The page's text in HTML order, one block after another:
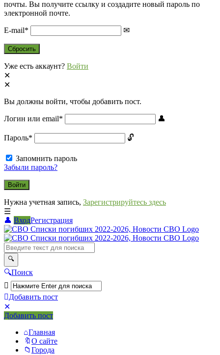
почты. Вы получите ссылку и создадите новый пароль по
электронной почте.
E-mail*
Уже есть аккаунт? Войти
Вы должны войти, чтобы добавить пост.
Логин или email*
Пароль*
Запомнить пароль
Забыли пароль?
Нужна учетная запись, Зарегистрируйтесь здесь
ВходРегистрация
СВО
Списки
погибших
2022-
2026,
Новости
СВО
Поиск
Добавить пост
Мобильное
меню
Добавить пост
Главная
О сайте
Города